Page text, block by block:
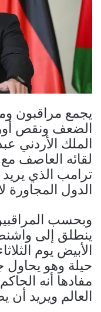
يجمع مراقبون
الضعف ونقص
الملك الأردني
لقائه العاصف
ترامب الذي
الدول المجاورة
وبحسب
ينطلق إلى
الأبيض يوم
حيلة وهو يحاول
مفادها أنه
العالم ويريد أن